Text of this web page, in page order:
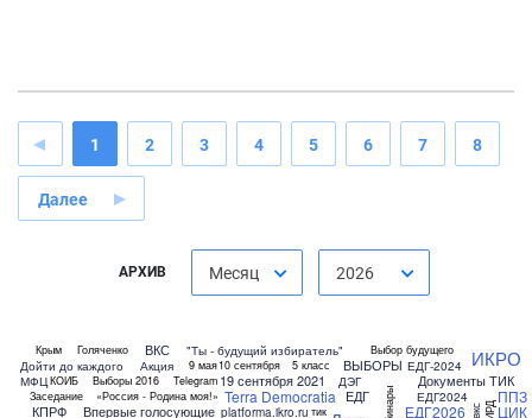
1 2 3 4 5 6 7 8
Далее
АРХИВ Месяц 2026
"Ты - будущий избиратель"
10 сентября
19 сентября 2021
5 класс
9 мая
Telegram
Terra Democratia
platforma.ikro.ru
«Россия - Родина моя!»
Акция
ВКС
ВЫБОРЫ
Впервые голосующие
Выбор будущего
Выборы 2016
Голяченко
ДЭГ
Дойти до каждого
Документы ТИК
ЕДГ
ЕДГ-2024
ЕДГ2024
ЕДГ2026
Заседание
ИКРО
ИРД
КОИБ
КПРФ
Крым
МФЦ
ППЗ
ЦИК
вкс
тик